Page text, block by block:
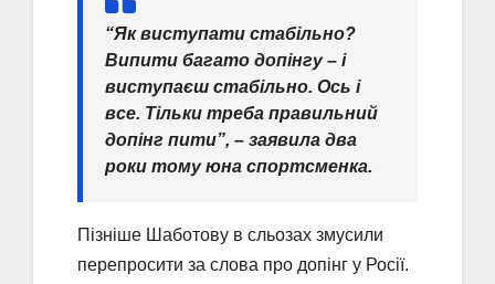
“Як виступати стабільно?
Випити багато допінгу – і
виступаєш стабільно. Ось і
все. Тільки треба правильний
допінг пити”, – заявила два
роки тому юна спортсменка.
Пізніше Шаботову в сльозах змусили
перепросити за слова про допінг у Росії.